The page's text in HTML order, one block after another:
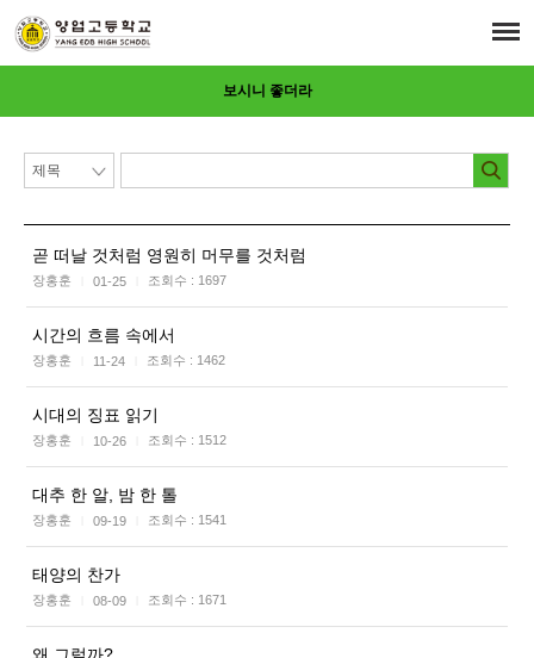
보시니 좋더라
곧 떠날 것처럼 영원히 머무를 것처럼
장홍훈 01-25 조회수 : 1697
시간의 흐름 속에서
장홍훈 11-24 조회수 : 1462
시대의 징표 읽기
장홍훈 10-26 조회수 : 1512
대추 한 알, 밤 한 톨
장홍훈 09-19 조회수 : 1541
태양의 찬가
장홍훈 08-09 조회수 : 1671